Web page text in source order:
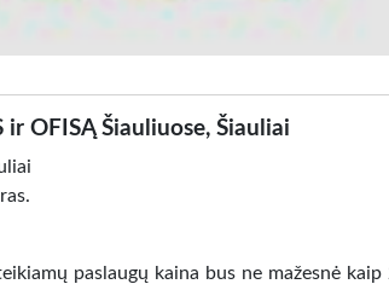
OFISĄ Šiauliuose, Šiauliai
paslaugų kaina bus ne mažesnė kaip